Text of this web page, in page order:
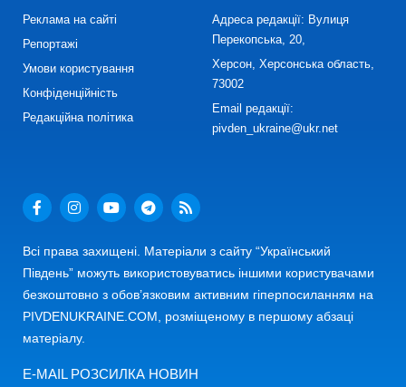
Реклама на сайті
Репортажі
Умови користування
Конфіденційність
Редакційна політика
Адреса редакції: Вулиця
Перекопська, 20,
Херсон, Херсонська область,
73002
Email редакції:
pivden_ukraine@ukr.net
Всі права захищені. Матеріали з сайту “Український
Південь” можуть використовуватись іншими користувачами
безкоштовно з обов’язковим активним гіперпосиланням на
PIVDENUKRAINE.COM, розміщеному в першому абзаці
матеріалу.
E-MAIL РОЗСИЛКА НОВИН